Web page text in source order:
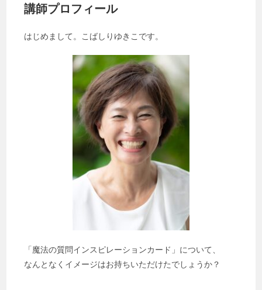
講師プロフィール
はじめまして。こばしりゆきこです。
「魔法の質問インスピレーションカード」について、
なんとなくイメージはお持ちいただけたでしょうか？